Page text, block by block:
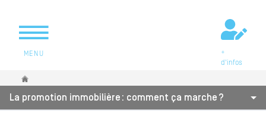
MENU
+
d'infos
Vous êtes ici
La promotion immobilière : comment ça marche ?